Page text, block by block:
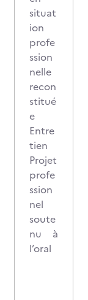
situat
ion
profe
ssion
nelle
recon
stitué
e
Entre
tien
Projet
profe
ssion
nel
soute
nu à
l’oral